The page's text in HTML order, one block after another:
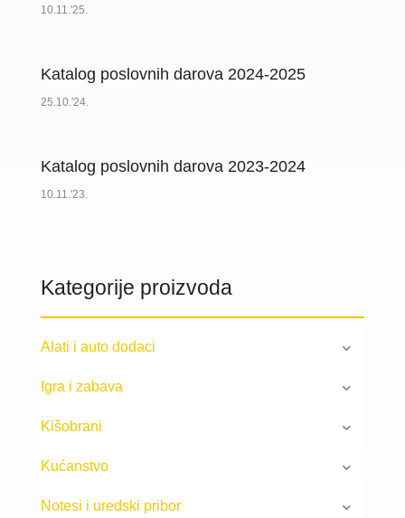
10.11.'25.
Katalog poslovnih darova 2024-2025
25.10.'24.
Katalog poslovnih darova 2023-2024
10.11.'23.
Kategorije proizvoda
Alati i auto dodaci
Igra i zabava
Kišobrani
Kućanstvo
Notesi i uredski pribor